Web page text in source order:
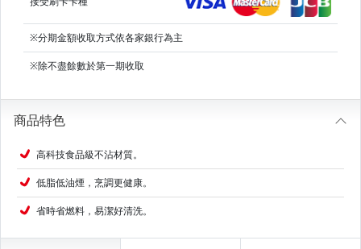
※分期金額收取方式依各家銀行為主
※除不盡餘數於第一期收取
商品特色
高科技食品級不沾材質。
低脂低油煙，烹調更健康。
省時省燃料，易潔好清洗。